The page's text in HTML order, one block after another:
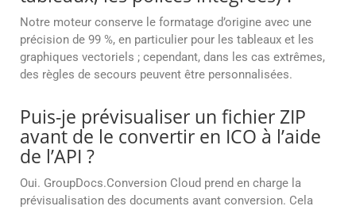
Notre moteur conserve le formatage d’origine avec une
précision de 99 %, en particulier pour les tableaux et les
graphiques vectoriels ; cependant, dans les cas extrêmes,
des règles de secours peuvent être personnalisées.
Puis-je prévisualiser un fichier ZIP
avant de le convertir en ICO à l’aide
de l’API ?
Oui. GroupDocs.Conversion Cloud prend en charge la
prévisualisation des documents avant conversion. Cela